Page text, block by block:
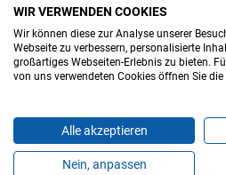
AGB Privacy Policy
Impressum
Cookie-Einstellungen ändern
WIR VERWENDEN COOKIES
Wir können diese zur Analyse unserer
Webseite zu verbessern, personalisierte
großartiges Webseiten-Erlebnis zu bieten.
von uns verwendeten Cookies öffnen Sie
Alle akzeptieren
Nein, anpassen